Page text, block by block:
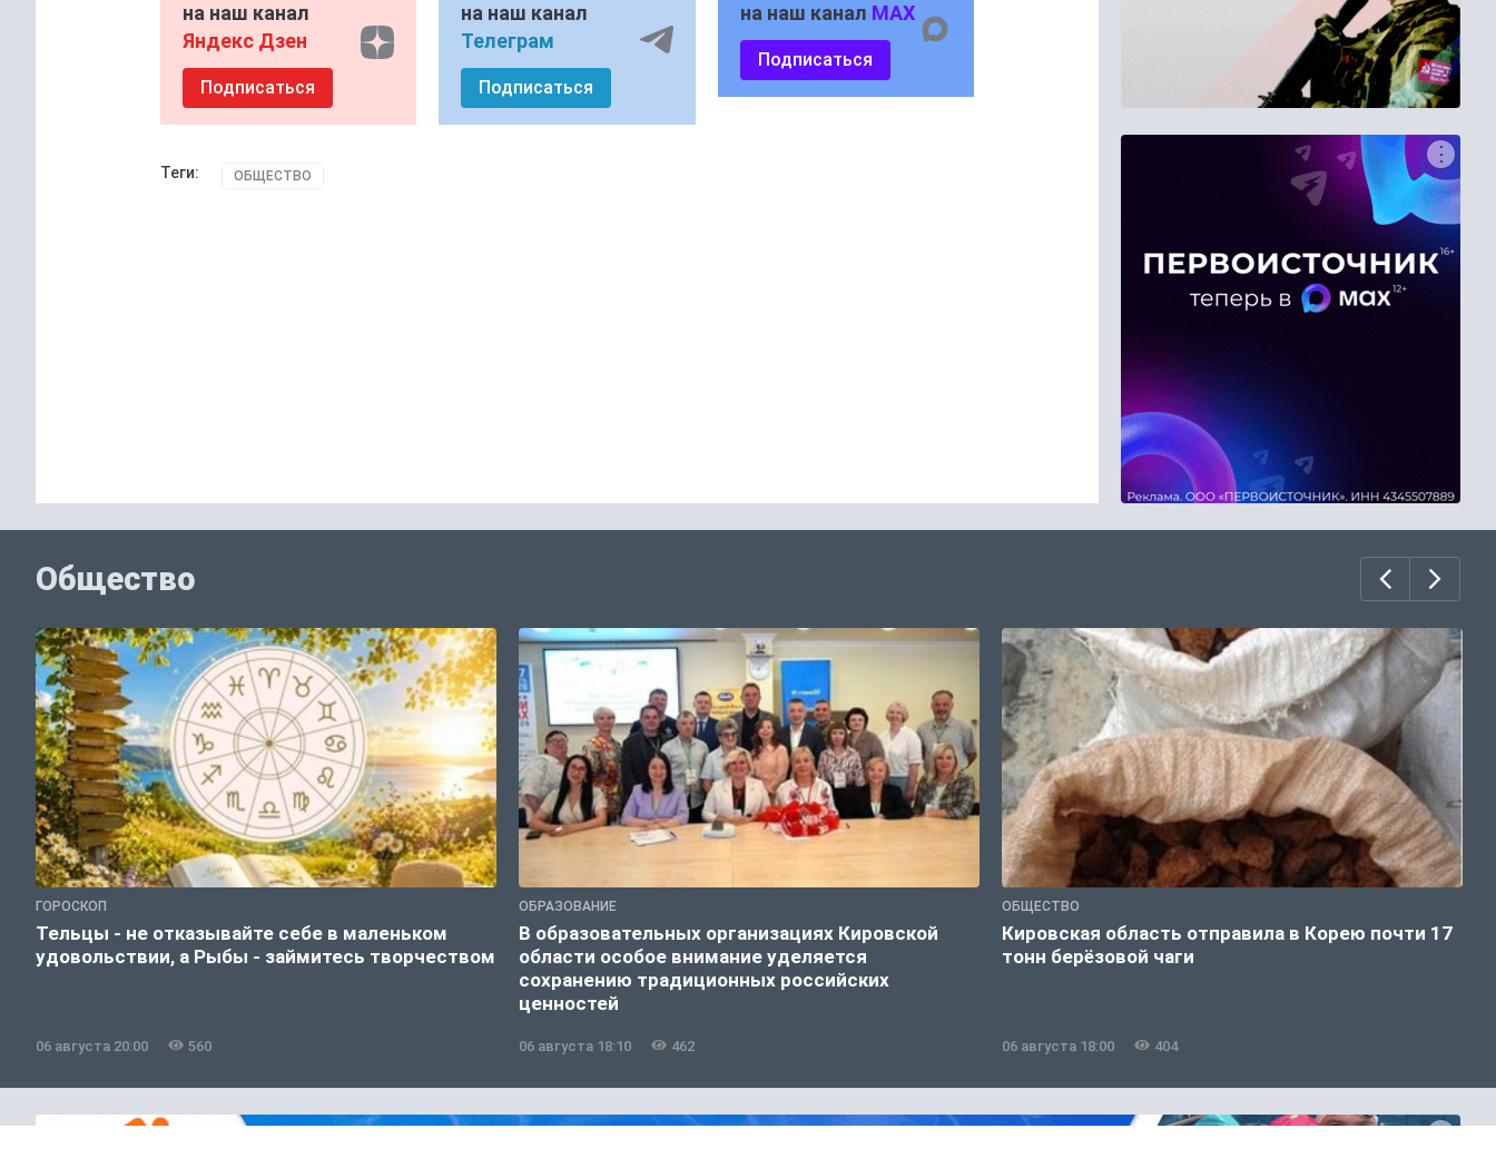
на наш канал
Яндекс Дзен
Подписаться
на наш канал
Телеграм
Подписаться
на наш канал MAX
Подписаться
Теги: ОБЩЕСТВО
Общество
ГОРОСКОП
Тельцы - не отказывайте себе в маленьком
удовольствии, а Рыбы - займитесь творчеством
06 августа 20:00 560
ОБРАЗОВАНИЕ
В образовательных организациях Кировской
области особое внимание уделяется
сохранению традиционных российских
ценностей
06 августа 18:10 462
ОБЩЕСТВО
Кировская область отправила в Корею почти 17
тонн берёзовой чаги
06 августа 18:00 404